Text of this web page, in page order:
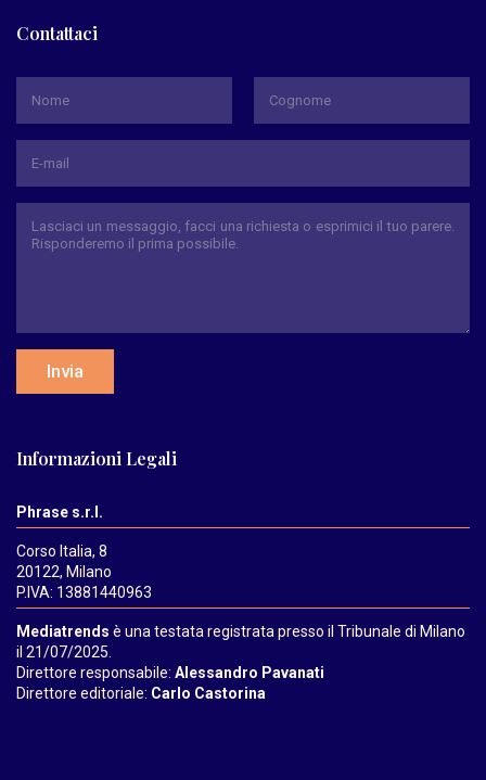
Contattaci
Invia
Informazioni Legali
Phrase s.r.l.
Corso Italia, 8
20122, Milano
P.IVA: 13881440963
Mediatrends è una testata registrata presso il Tribunale di Milano
il 21/07/2025.
Direttore responsabile: Alessandro Pavanati
Direttore editoriale: Carlo Castorina